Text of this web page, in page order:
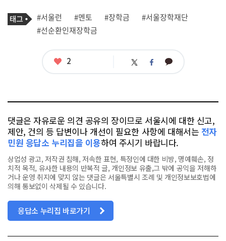
기
사
관
련
태
그
#서울런 #멘토 #장학금
#서울장학재단
#선순환인재장학금
좋
2 트 페 카
댓글은 자유로운 의견 공유의 장이므로 서울시에 대한 신고,
제안, 건의 등 답변이나 개선이 필요한 사항에 대해서는 전자
민원 응답소 누리집을 이용하여 주시기 바랍니다.
상업성 광고, 저작권 침해, 저속한 표현, 특정인에 대한 비방, 명예훼손, 정
치적 목적, 유사한 내용의 반복적 글, 개인정보 유출,그 밖에 공익을 저해하
거나 운영 취지에 맞지 않는 댓글은 서울특별시 조례 및 개인정보보호법에
의해 통보없이 삭제될 수 있습니다.
응답소 누리집 바로가기